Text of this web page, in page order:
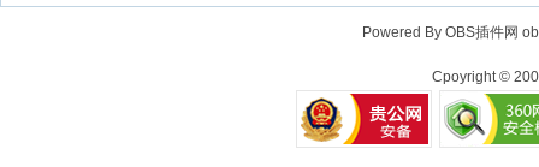
Powered By OBS插件网
Cpoyright ©